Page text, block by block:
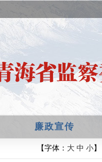
廉政宣传
【字体： 大 中 小